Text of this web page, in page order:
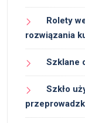
Rolety
rozwiązania
Szklane
Szkło